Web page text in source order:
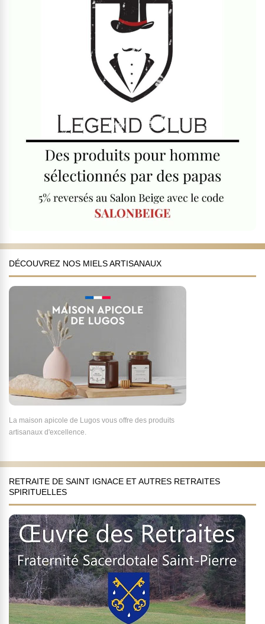
DÉCOUVREZ NOS MIELS ARTISANAUX
La maison apicole de Lugos vous offre des produits
artisanaux d'excellence.
RETRAITE DE SAINT IGNACE ET AUTRES RETRAITES
SPIRITUELLES